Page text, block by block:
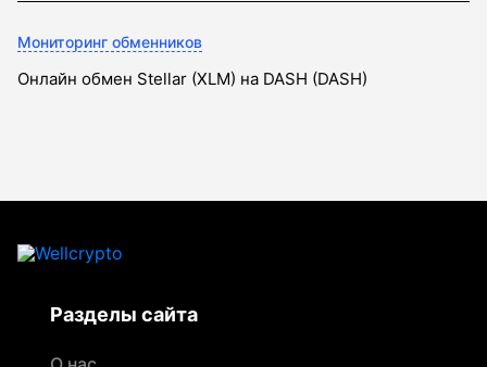
Мониторинг обменников
Онлайн обмен Stellar (XLM) на DASH (DASH)
Разделы сайта